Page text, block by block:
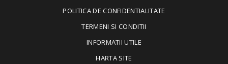
POLITICA DE CONFIDENTIALITATE
TERMENI SI CONDITII
INFORMATII UTILE
HARTA SITE